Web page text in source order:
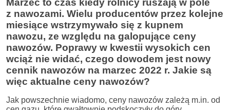
Marzec to czas kiedy rolnicy ruszają w pole
z nawozami. Wielu producentów przez kolejne
miesiące wstrzymywało się z kupnem
nawozu, ze względu na galopujące ceny
nawozów. Poprawy w kwestii wysokich cen
wciąż nie widać, czego dowodem jest nowy
cennik nawozów na marzec 2022 r. Jakie są
więc aktualne ceny nawozów?
Jak powszechnie wiadomo, ceny nawozów zależą m.in. od